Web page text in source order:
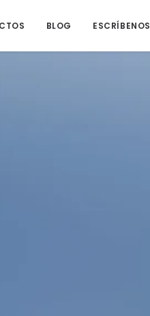
BLOG ESCRÍBENOS